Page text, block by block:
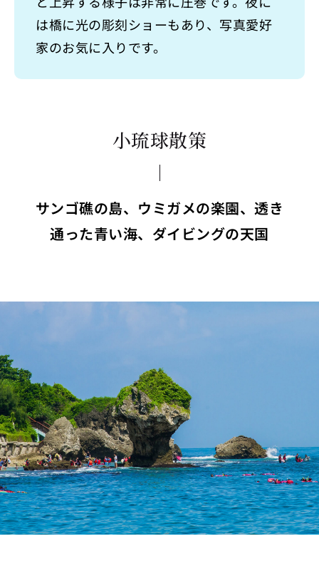
は橋に光の彫刻ショーもあり、写真愛好
家のお気に入りです。
小琉球散策
サンゴ礁の島、ウミガメの楽園、透き
通った青い海、ダイビングの天国